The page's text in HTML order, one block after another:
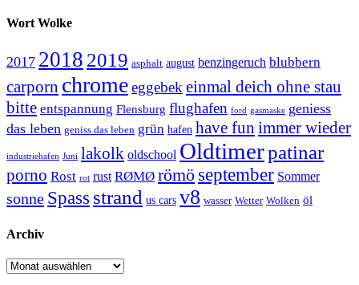
Wort Wolke
2017 2018 2019 asphalt august benzingeruch blubbern
carporn chromeeggebekeinmal deich ohne stau
bitte entspannung Flensburg flughafen ford gasmaske geniess
das leben geniss das leben grün hafen have fun immer wieder
industriehafen Juni lakolk oldschool Oldtimerpatinar
porno Rost rot rust RØMØ römö september Sommer
sonne Spass strand us cars v8 wasser Wetter Wolken öl
Archiv
Archiv